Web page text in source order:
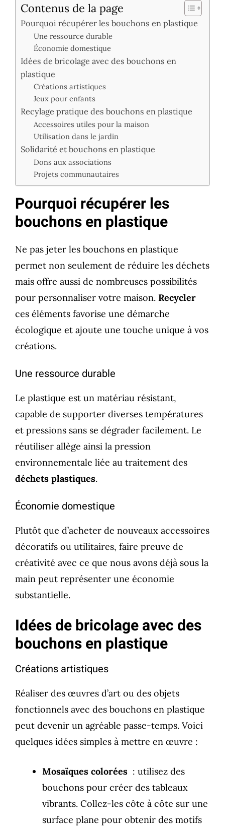
Contenus de la page
Pourquoi récupérer les bouchons en plastique
Une ressource durable
Économie domestique
Idées de bricolage avec des bouchons en
plastique
Créations artistiques
Jeux pour enfants
Recylage pratique des bouchons en plastique
Accessoires utiles pour la maison
Utilisation dans le jardin
Solidarité et bouchons en plastique
Dons aux associations
Projets communautaires
Pourquoi récupérer les
bouchons en plastique
Ne pas jeter les bouchons en plastique
permet non seulement de réduire les déchets
mais offre aussi de nombreuses possibilités
pour personnaliser votre maison. Recycler
ces éléments favorise une démarche
écologique et ajoute une touche unique à vos
créations.
Une ressource durable
Le plastique est un matériau résistant,
capable de supporter diverses températures
et pressions sans se dégrader facilement. Le
réutiliser allège ainsi la pression
environnementale liée au traitement des
déchets plastiques.
Économie domestique
Plutôt que d’acheter de nouveaux accessoires
décoratifs ou utilitaires, faire preuve de
créativité avec ce que nous avons déjà sous la
main peut représenter une économie
substantielle.
Idées de bricolage avec des
bouchons en plastique
Créations artistiques
Réaliser des œuvres d’art ou des objets
fonctionnels avec des bouchons en plastique
peut devenir un agréable passe-temps. Voici
quelques idées simples à mettre en œuvre :
Mosaïques colorées : utilisez des
bouchons pour créer des tableaux
vibrants. Collez-les côte à côte sur une
surface plane pour obtenir des motifs